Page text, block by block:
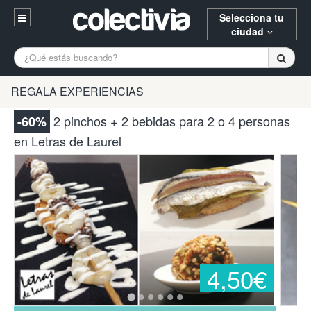
Selecciona tu
ciudad
Entrar
94 652 38 15 (L-V 10:30-15:00)
¿Necesitas ayuda? Escríbenos
A Coruña Alicante
Bilbao Burgos Donostia
Gijón Huesca
Madrid Oviedo Palencia
Pamplona Santander Tarragona
Valencia Vitoria Zaragoza
REGALA EXPERIENCIAS
-60% 2 pinchos + 2 bebidas para 2 o 4 personas
en Letras de Laurel
4,50€